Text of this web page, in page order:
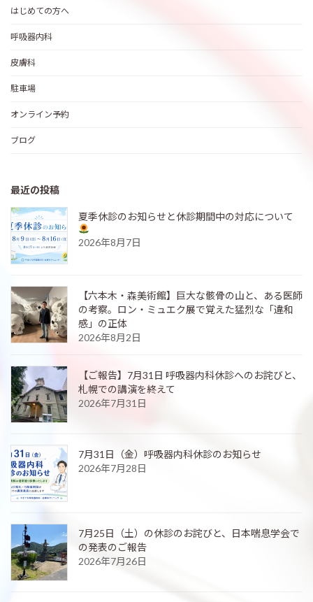
はじめての方へ
呼吸器内科
皮膚科
駐車場
オンライン予約
ブログ
最近の投稿
夏季休診のお知らせと休診期間中の対応について
2026年8月7日
【六本木・森美術館】巨大な骸骨の山と、ある医師
の考察。ロン・ミュエク展で覚えた猛烈な「違和
感」の正体
2026年8月2日
【ご報告】7月31日 呼吸器内科休診へのお詫びと、
札幌での講演を終えて
2026年7月31日
7月31日（金）呼吸器内科休診のお知らせ
2026年7月28日
7月25日（土）の休診のお詫びと、日本喘息学会で
の発表のご報告
2026年7月26日